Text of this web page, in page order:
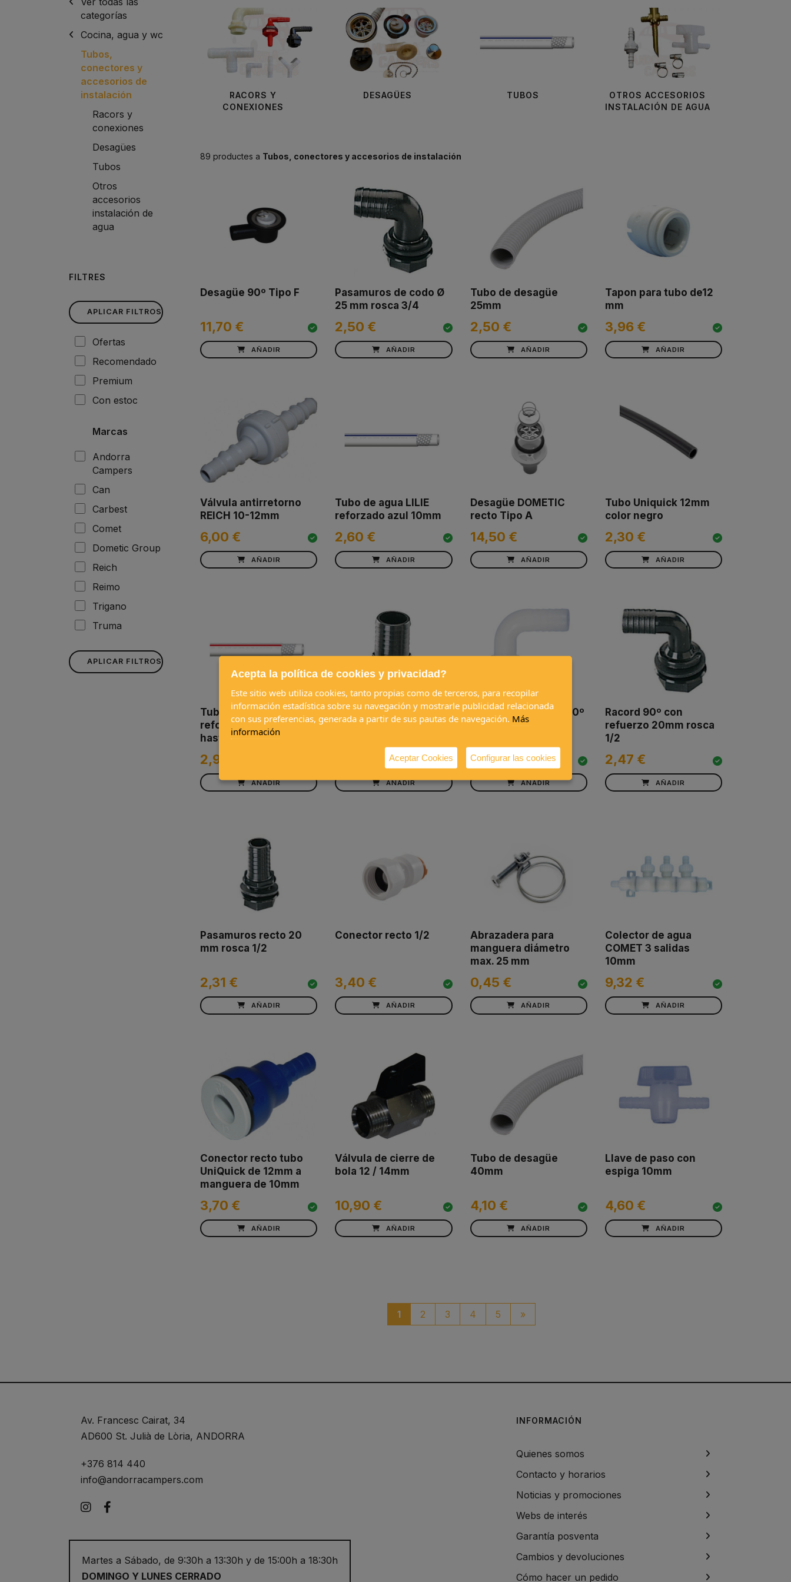
RACORS Y
CONEXIONES
DESAGÜES TUBOS
OTROS ACCESORIOS
INSTALACIÓN DE AGUA
89 productes a Tubos, conectores y accesorios de instalación
Desagüe 90º Tipo F
11,70 €
AÑADIR
Pasamuros de codo Ø
25 mm rosca 3/4
2,50 €
AÑADIR
Tubo de desagüe
25mm
2,50 €
AÑADIR
Tapon para tubo de12
mm
3,96 €
AÑADIR
Válvula antirretorno
REICH 10-12mm
6,00 €
AÑADIR
Tubo de agua LILIE
reforzado azul 10mm
2,60 €
AÑADIR
Desagüe DOMETIC
recto Tipo A
14,50 €
AÑADIR
Tubo Uniquick 12mm
color negro
2,30 €
AÑADIR
Tubo de agua LILIE
reforzado rojo 10mm
hasta 90ºC
2,95 €
AÑADIR
Pasamuros recto 40
mm rosca 1/4
AÑADIR
Racord con espiga 90º
25mm Ø
5,00 €
AÑADIR
Racord 90º con
refuerzo 20mm rosca
1/2
2,47 €
AÑADIR
Pasamuros recto 20
mm rosca 1/2
2,31 €
AÑADIR
Conector recto 1/2
3,40 €
AÑADIR
Abrazadera para
manguera diámetro
max. 25 mm
0,45 €
AÑADIR
Colector de agua
COMET 3 salidas
10mm
9,32 €
AÑADIR
Conector recto tubo
UniQuick de 12mm a
manguera de 10mm
3,70 €
AÑADIR
Válvula de cierre de
bola 12 / 14mm
10,90 €
AÑADIR
Tubo de desagüe
40mm
4,10 €
AÑADIR
Llave de paso con
espiga 10mm
4,60 €
AÑADIR
1 2 3 4 5 »paginacio_boto_seguent
categorías
Cocina, agua y wc
Tubos,
conectores y
accesorios de
instalación
Racors y
conexiones
Desagües
Tubos
Otros
accesorios
instalación de
agua
FILTRES
APLICAR FILTROS
Ofertas
Recomendado
Premium
Con estoc
Marcas
Andorra
Campers
Can
Carbest
Comet
Dometic Group
Reich
Reimo
Trigano
Truma
APLICAR FILTROS
Av. Francesc Cairat, 34
AD600 St. Julià de Lòria, ANDORRA
+376 814 440
info@andorracampers.com
Instagram
Martes a Sábado, de 9:30h a 13:30h y de 15:00h a 18:30h
DOMINGO Y LUNES CERRADO
INFORMACIÓN
Quienes somos
Contacto y horarios
Noticias y promociones
Webs de interés
Garantía posventa
Cambios y devoluciones
Cómo hacer un pedido
Acepta la política de cookies y privacidad?
Este sitio web utiliza cookies, tanto propias como de terceros, para recopilar
información estadística sobre su navegación y mostrarle publicidad relacionada
con sus preferencias, generada a partir de sus pautas de navegación. Más
información
Aceptar Cookies Configurar las cookies